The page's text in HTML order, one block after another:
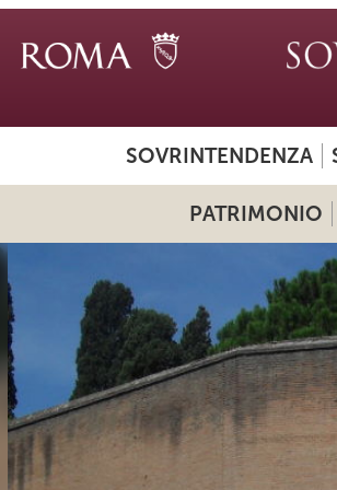
SOVRINTENDENZA
PATRIMONIO